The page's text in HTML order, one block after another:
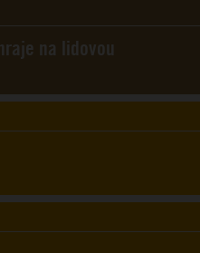
na lidovou